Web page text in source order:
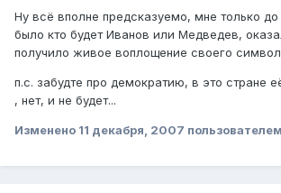
Ну всё вполне предсказуемо, мне только до
было кто будет Иванов или Медведев,
получило живое воплощение своего
п.с. забудте про демократию, в это стране
, нет, и не будет...
Изменено 11 декабря, 2007